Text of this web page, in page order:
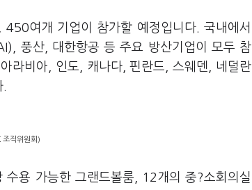
여개 기업이 참가할 예정입니다. 국내에서
풍산, 대한항공 등 주요 방산기업이 모두 참
라비아, 인도, 캐나다, 핀란드, 스웨덴, 네덜란
직위원회)
용 가능한 그랜드볼룸, 12개의 중?소회의실